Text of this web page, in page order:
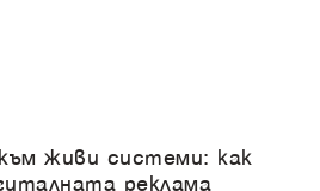
живи системи: как
реклама